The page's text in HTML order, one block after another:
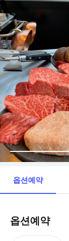
옵션예약
옵션예약